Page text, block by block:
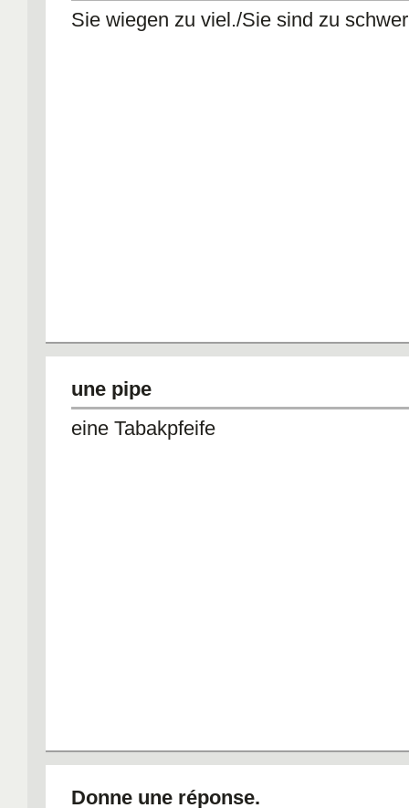
Sie wiegen zu viel./Sie sind zu
une pipe
eine Tabakpfeife
Donne une réponse.